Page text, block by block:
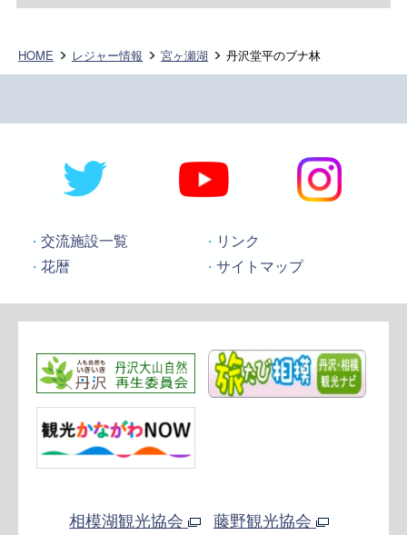
HOME レジャー情報 宮ヶ瀬湖 丹沢堂平のブナ林
交流施設一覧
リンク
花暦
サイトマップ
相模湖観光協会
藤野観光協会